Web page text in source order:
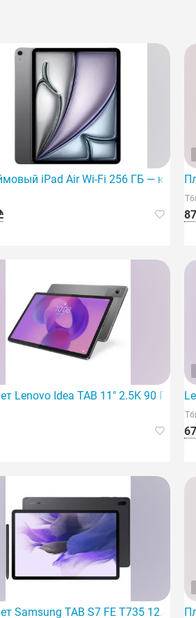
Key/53014K
iPad Air Wi-Fi 256 ГБ —
(Zadx0175Uz)
Lenovo Idea TAB 11" 2.5K 90 Гц 8
Luna Gray со стилусом
Samsung TAB S7 FE T735 12.4"